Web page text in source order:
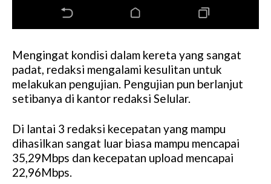
Mengingat kondisi dalam kereta yang sangat
padat, redaksi mengalami kesulitan untuk
melakukan pengujian. Pengujian pun berlanjut
setibanya di kantor redaksi Selular.
Di lantai 3 redaksi kecepatan yang mampu
dihasilkan sangat luar biasa mampu mencapai
35,29Mbps dan kecepatan upload mencapai
22,96Mbps.